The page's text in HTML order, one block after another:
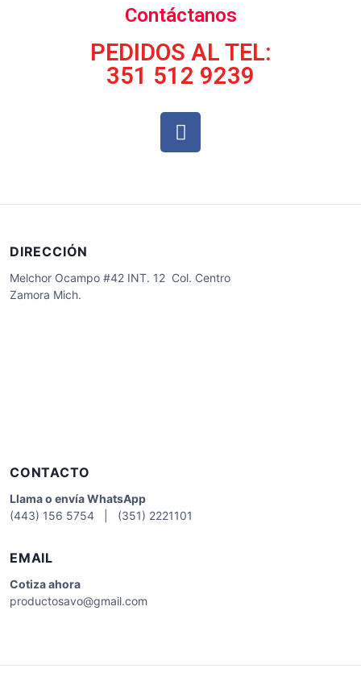
Contáctanos
PEDIDOS AL TEL:
351 512 9239
DIRECCIÓN
Melchor Ocampo #42 INT. 12 Col. Centro
Zamora Mich.
CONTACTO
Llama o envía WhatsApp
(443) 156 5754 | (351) 2221101
EMAIL
Cotizaahora
productosavo@gmail.com